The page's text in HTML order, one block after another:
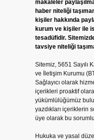
makaleler
haber niteliği
kişiler hakkında
kurum ve kişiler ile
tesadüfidir.
tavsiye niteliği
Sitemiz, 5651 Sayılı
ve İletişim Kurumu
Sağlayıcı olarak
içerikleri proaktif
yükümlülüğümüz
yazdıkları içeriklerin
üye olarak bu
Hukuka ve yasal